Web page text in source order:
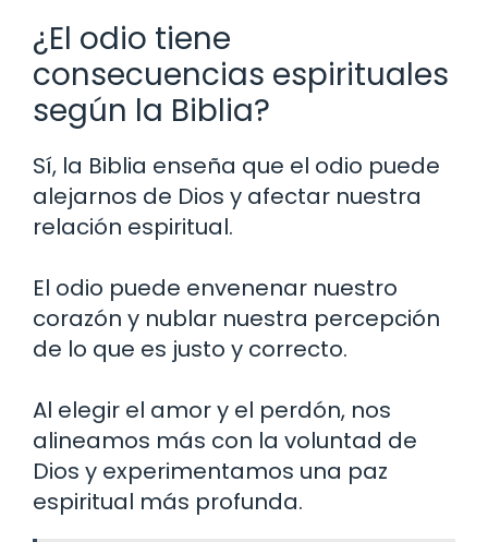
¿El odio tiene
consecuencias espirituales
según la Biblia?
Sí, la Biblia enseña que el odio puede
alejarnos de Dios y afectar nuestra
relación espiritual.
El odio puede envenenar nuestro
corazón y nublar nuestra percepción
de lo que es justo y correcto.
Al elegir el amor y el perdón, nos
alineamos más con la voluntad de
Dios y experimentamos una paz
espiritual más profunda.